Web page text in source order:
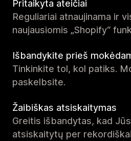
Pritaikyta ateičiai
Reguliariai atnaujinama ir
naujausiomis „Shopify“
Išbandykite prieš
Tinkinkite tol, kol patiks.
paskelbsite.
Žaibiškas atsiskaitymas
Greitis išbandytas, kad
atsiskaitytų per